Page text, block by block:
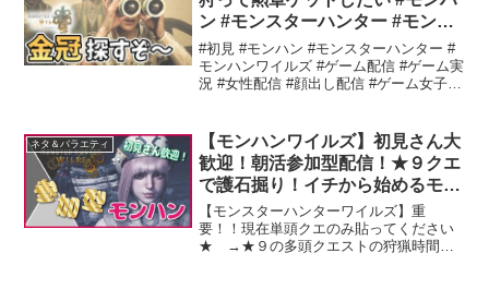
ン #モンスターハンター #モンハ
ンワイルズ #キャラメイク #キャ
ラクリ #女性配信 #ゲーム配信 #
ゲーム女子
#初見 #モンハン #モンスターハンター #
モンハンワイルズ #ゲーム配信 #ゲーム実
況 #女性配信 #顔出し配信 #ゲーム女子 #
り】ソロまたはサポハンのみチャット
に...
ネタ＆バラエティ
【モンハンワイルズ】初見さん大
歓迎！朝活参加型配信！★９クエ
で護石掘り！イチから始めるモン
ハンワイルズ！Vol.91
【モンスターハンターワイルズ】重
要！！現在単頭クエのみ貼ってください
★ →★９の多頭クエストの狩猟時間が